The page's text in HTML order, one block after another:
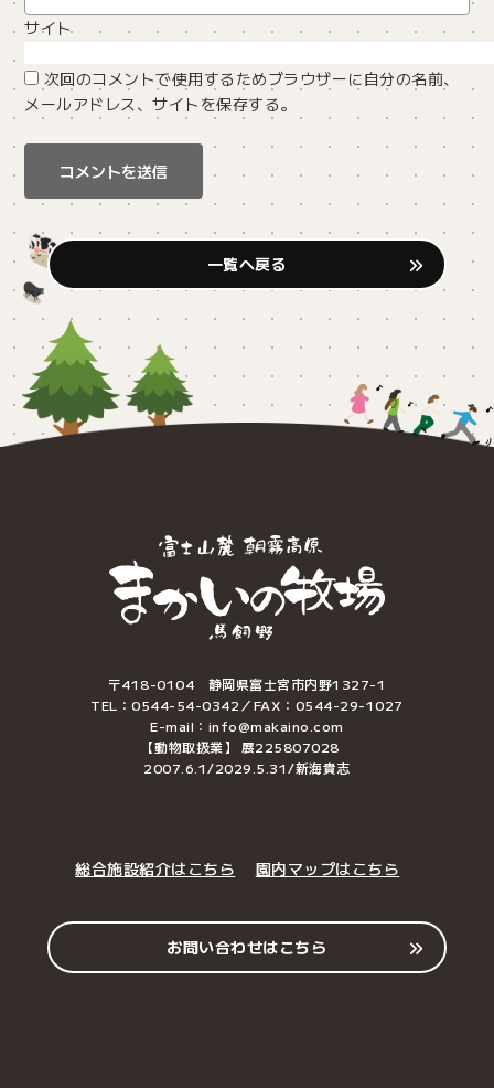
サイト
次回のコメントで使用するためブラウザーに自分の名前、
メールアドレス、サイトを保存する。
一覧へ戻る
〒418-0104 静岡県富士宮市内野1327-1
TEL：0544-54-0342／FAX：0544-29-1027
E-mail：info@makaino.com
【動物取扱業】 展225807028
2007.6.1/2029.5.31/新海貴志
総合施設紹介はこちら 園内マップはこちら
お問い合わせはこちら